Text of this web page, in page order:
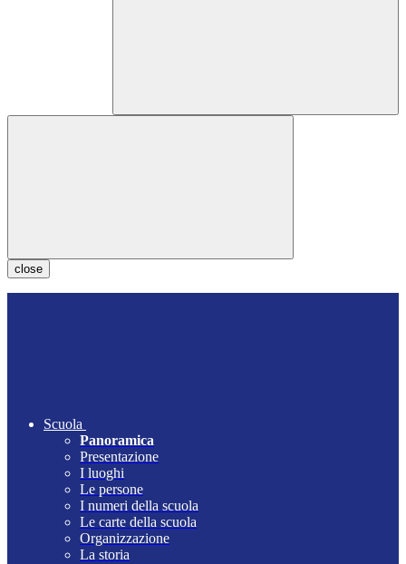
close
Scuola
Panoramica
Presentazione
I luoghi
Le persone
I numeri della scuola
Le carte della scuola
Organizzazione
La storia